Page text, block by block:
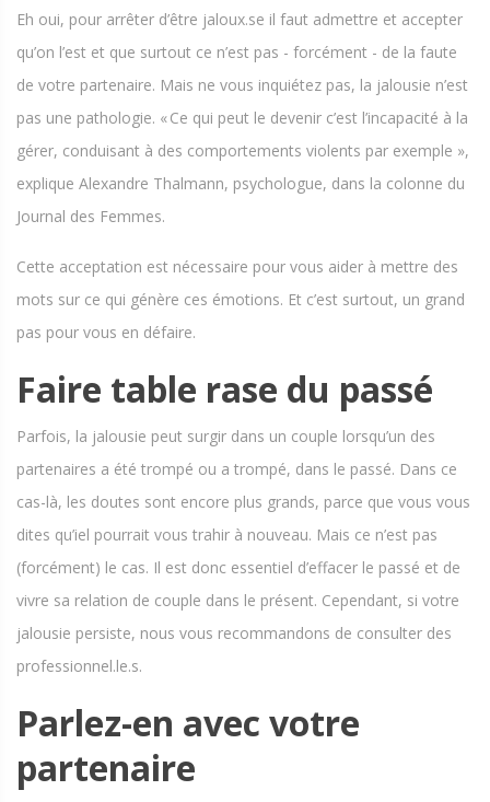
Eh oui, pour arrêter d’être jaloux.se il faut admettre et accepter
qu’on l’est et que surtout ce n’est pas - forcément - de la faute
de votre partenaire. Mais ne vous inquiétez pas, la jalousie n’est
pas une pathologie. « Ce qui peut le devenir c’est l’incapacité à la
gérer, conduisant à des comportements violents par exemple »,
explique Alexandre Thalmann, psychologue, dans la colonne du
Journal des Femmes.
Cette acceptation est nécessaire pour vous aider à mettre des
mots sur ce qui génère ces émotions. Et c’est surtout, un grand
pas pour vous en défaire.
Faire table rase du passé
Parfois, la jalousie peut surgir dans un couple lorsqu’un des
partenaires a été trompé ou a trompé, dans le passé. Dans ce
cas-là, les doutes sont encore plus grands, parce que vous vous
dites qu’iel pourrait vous trahir à nouveau. Mais ce n’est pas
(forcément) le cas. Il est donc essentiel d’effacer le passé et de
vivre sa relation de couple dans le présent. Cependant, si votre
jalousie persiste, nous vous recommandons de consulter des
professionnel.le.s.
Parlez-en avec votre
partenaire